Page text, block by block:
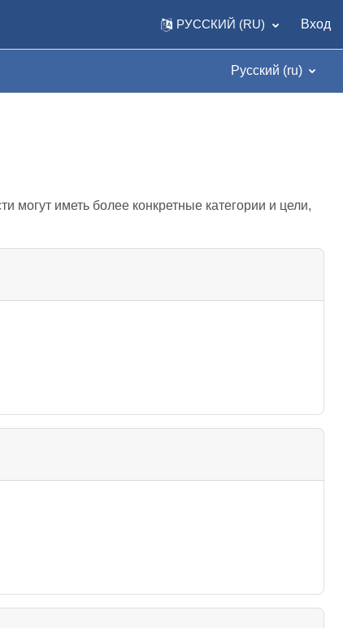
РУССКИЙ ‎(RU)‎ Вход
Русский ‎(ru)‎
могут иметь более конкретные категории и цели,